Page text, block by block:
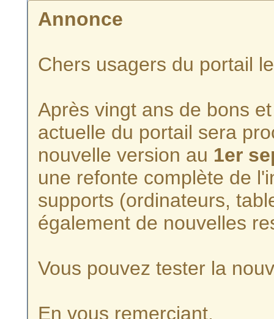
Annonce
Chers usagers du portail
Après vingt ans de bons
actuelle du portail sera
nouvelle version au 1er
une refonte complète de
supports (ordinateurs,
également de nouvelles
Vous pouvez tester la
En vous remerciant,